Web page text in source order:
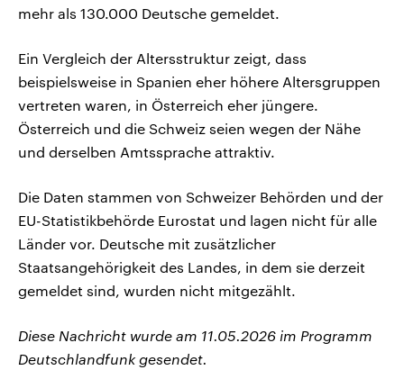
mehr als 130.000 Deutsche gemeldet.
Ein Vergleich der Altersstruktur zeigt, dass
beispielsweise in Spanien eher höhere Altersgruppen
vertreten waren, in Österreich eher jüngere.
Österreich und die Schweiz seien wegen der Nähe
und derselben Amtssprache attraktiv.
Die Daten stammen von Schweizer Behörden und der
EU-Statistikbehörde Eurostat und lagen nicht für alle
Länder vor. Deutsche mit zusätzlicher
Staatsangehörigkeit des Landes, in dem sie derzeit
gemeldet sind, wurden nicht mitgezählt.
Diese Nachricht wurde am 11.05.2026 im Programm
Deutschlandfunk gesendet.